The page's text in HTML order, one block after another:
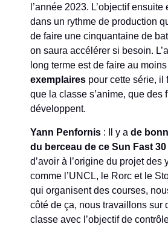
l’année 2023. L’objectif ensuite
dans un rythme de production
de faire une cinquantaine de
on saura accélérer si besoin.
long terme est de faire au
exemplaires pour cette série, il
que la classe s’anime, que des
développent.
Yann Penfornis : Il y a de
du berceau de ce Sun Fast 30
d’avoir à l’origine du projet des
comme l’UNCL, le Rorc et le
qui organisent des courses,
côté de ça, nous travaillons sur
classe avec l’objectif de